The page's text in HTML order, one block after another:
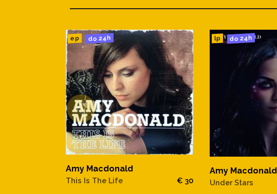
ep do 24h
Amy Macdonald
This Is The Life € 30
lp do 24h
Amy Macdonald
Under Stars